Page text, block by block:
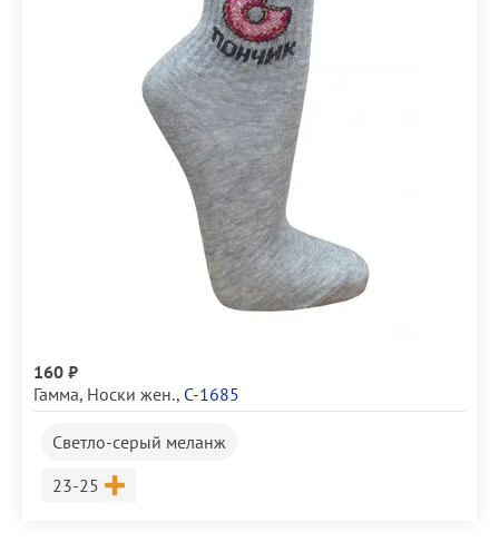
160 ₽
Гамма, Носки жен., С-1685
Светло-серый меланж
Размер
23-25